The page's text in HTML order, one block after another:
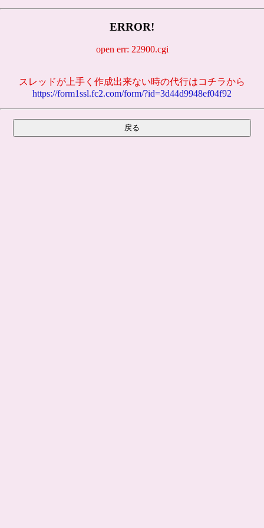
ERROR!
open err: 22900.cgi
スレッドが上手く作成出来ない時の代行はコチラから
https://form1ssl.fc2.com/form/?id=3d44d9948ef04f92